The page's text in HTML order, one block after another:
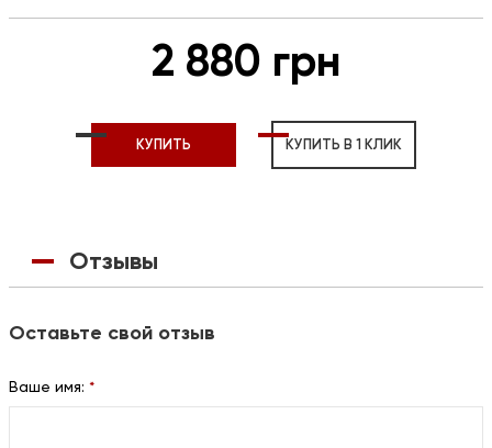
2 880 грн
КУПИТЬ КУПИТЬ В 1 КЛИК
Отзывы
Оставьте свой отзыв
Ваше имя: *